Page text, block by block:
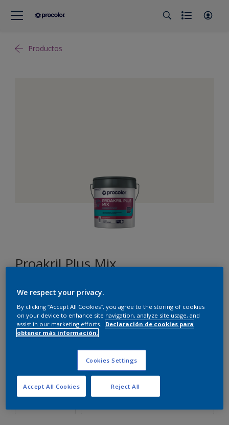
Productos
Proakril Plus Mix
GN.01.89
Cambiar de color
Tamaño
5 L
Cantidad Calculadora de pintura
We respect your privacy.
By clicking “Accept All Cookies”, you agree to the storing of cookies
on your device to enhance site navigation, analyze site usage, and
assist in our marketing efforts.
Declaración de cookies para
obtener más información.
Cookies Settings
Reject All
Accept All Cookies